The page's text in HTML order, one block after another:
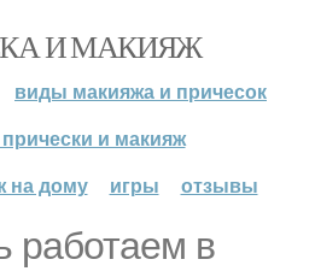
И МАКИЯЖ
виды макияжа и причесок
прически и макияж
на дому
игры отзывы
работаем в